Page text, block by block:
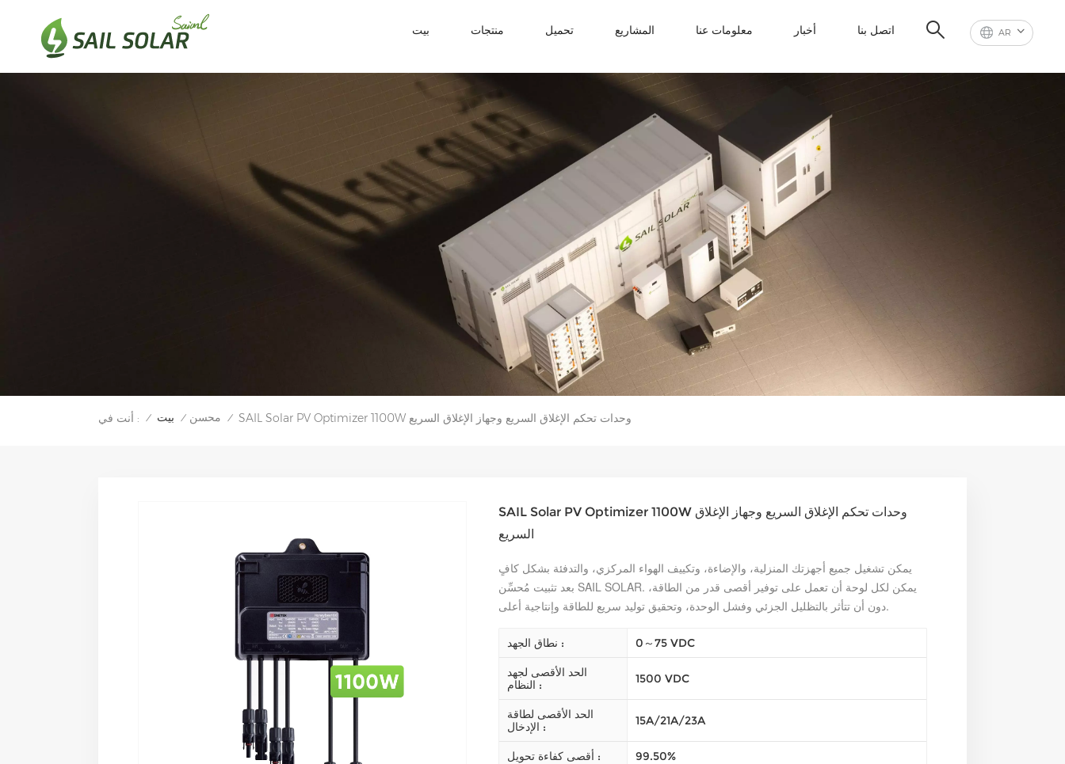
AR بيت منتجات تحميل المشاريع معلومات عنا أخبار اتصل بنا
أنت في : / بيت / محسن / SAIL Solar PV Optimizer 1100W وحدات تحكم الإغلاق السريع وجهاز الإغلاق السريع
SAIL Solar PV Optimizer 1100W وحدات تحكم الإغلاق السريع وجهاز الإغلاق
السريع
يمكن تشغيل جميع أجهزتك المنزلية، والإضاءة، وتكييف الهواء المركزي، والتدفئة بشكل كافٍ
بعد تثبيت مُحسِّن SAIL SOLAR. يمكن لكل لوحة أن تعمل على توفير أقصى قدر من الطاقة،
دون أن تتأثر بالتظليل الجزئي وفشل الوحدة، وتحقيق توليد سريع للطاقة وإنتاجية أعلى.
نطاق الجهد : 0～75 VDC
الحد الأقصى لجهد
النظام :
1500 VDC
الحد الأقصى لطاقة
الإدخال :
15A/21A/23A
أقصى كفاءة تحويل : 99.50%